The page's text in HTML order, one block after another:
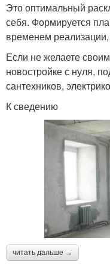
Это оптимальный
себя. Формируется
временем
Если не желаете
новостройке с нуля,
сантехников,
К сведению
читать дальше →